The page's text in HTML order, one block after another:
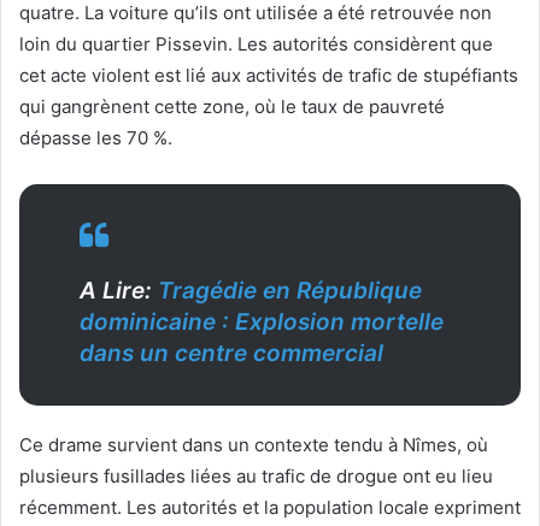
quatre. La voiture qu’ils ont utilisée a été retrouvée non
loin du quartier Pissevin. Les autorités considèrent que
cet acte violent est lié aux activités de trafic de stupéfiants
qui gangrènent cette zone, où le taux de pauvreté
dépasse les 70 %.
A Lire: Tragédie en République
dominicaine : Explosion mortelle
dans un centre commercial
Ce drame survient dans un contexte tendu à Nîmes, où
plusieurs fusillades liées au trafic de drogue ont eu lieu
récemment. Les autorités et la population locale expriment